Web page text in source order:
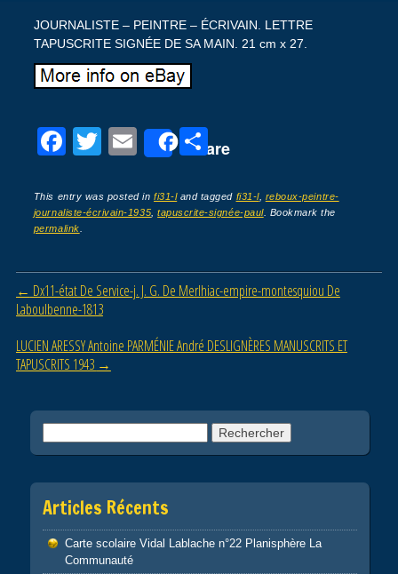
JOURNALISTE – PEINTRE – ÉCRIVAIN. LETTRE
TAPUSCRITE SIGNÉE DE SA MAIN. 21 cm x 27.
F
c
e
o
o
k
T
tt
er
E
ail
Share
P
ta
g
This entry was posted infi31-land tagged fi31-l, reboux-peintre-
journaliste-écrivain-1935 ,tapuscrite-signée-paul. Bookmark the
permalink
Post navigation
← Dx11-état De Service-j. J. G. De Merlhiac-empire-montesquiou De
Laboulbenne-1813
LUCIEN ARESSY Antoine PARMÉNIE André DESLIGNÈRES MANUSCRITS ET
TAPUSCRITS 1943 →
Articles Récents
Carte scolaire Vidal Lablache n°22 Planisphère La
Communauté